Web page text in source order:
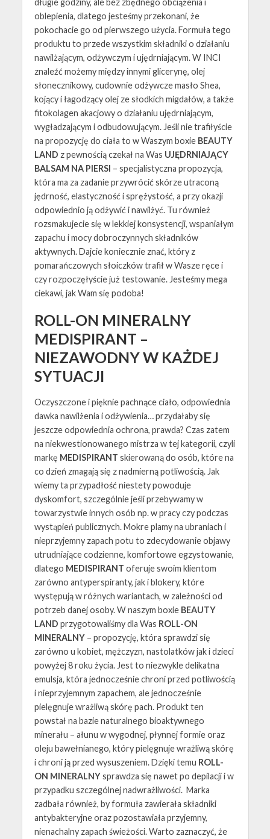
długie godziny, ale bez zbędnego obciążenia i
oblepienia, dlatego jesteśmy przekonani, że
pokochacie go od pierwszego użycia. Formuła tego
produktu to przede wszystkim składniki o działaniu
nawilżającym, odżywczym i ujędrniającym. W INCI
znaleźć możemy między innymi glicerynę, olej
słonecznikowy, cudownie odżywcze masło Shea,
kojący i łagodzący olej ze słodkich migdałów, a także
fitokolagen akacjowy o działaniu ujędrniającym,
wygładzającym i odbudowującym. Jeśli nie trafiłyście
na propozycję do ciała to w Waszym boxie BEAUTY
LAND z pewnością czekał na Was UJĘDRNIAJĄCY
BALSAM NA PIERSI – specjalistyczna propozycja,
która ma za zadanie przywrócić skórze utraconą
jędrność, elastyczność i sprężystość, a przy okazji
odpowiednio ją odżywić i nawilżyć. Tu również
rozsmakujecie się w lekkiej konsystencji, wspaniałym
zapachu i mocy dobroczynnych składników
aktywnych. Dajcie koniecznie znać, który z
pomarańczowych słoiczków trafił w Wasze ręce i
czy rozpoczęłyście już testowanie. Jesteśmy mega
ciekawi, jak Wam się podoba!
ROLL-ON MINERALNY
MEDISPIRANT –
NIEZAWODNY W KAŻDEJ
SYTUACJI
Oczyszczone i pięknie pachnące ciało, odpowiednia
dawka nawilżenia i odżywienia… przydałaby się
jeszcze odpowiednia ochrona, prawda? Czas zatem
na niekwestionowanego mistrza w tej kategorii, czyli
markę MEDISPIRANT skierowaną do osób, które na
co dzień zmagają się z nadmierną potliwością. Jak
wiemy ta przypadłość niestety powoduje
dyskomfort, szczególnie jeśli przebywamy w
towarzystwie innych osób np. w pracy czy podczas
wystąpień publicznych. Mokre plamy na ubraniach i
nieprzyjemny zapach potu to zdecydowanie objawy
utrudniające codzienne, komfortowe egzystowanie,
dlatego MEDISPIRANT oferuje swoim klientom
zarówno antyperspiranty, jak i blokery, które
występują w różnych wariantach, w zależności od
potrzeb danej osoby. W naszym boxie BEAUTY
LAND przygotowaliśmy dla Was ROLL-ON
MINERALNY– propozycję, która sprawdzi się
zarówno u kobiet, mężczyzn, nastolatków jak i dzieci
powyżej 8 roku życia. Jest to niezwykle delikatna
emulsja, która jednocześnie chroni przed potliwością
i nieprzyjemnym zapachem, ale jednocześnie
pielęgnuje wrażliwą skórę pach. Produkt ten
powstał na bazie naturalnego bioaktywnego
minerału – ałunu w wygodnej, płynnej formie oraz
oleju bawełnianego, który pielęgnuje wrażliwą skórę
i chroni ją przed wysuszeniem. Dzięki temu ROLL-
ON MINERALNYsprawdza się nawet po depilacji i w
przypadku szczególnej nadwrażliwości. Marka
zadbała również, by formuła zawierała składniki
antybakteryjne oraz pozostawiała przyjemny,
nienachalny zapach świeżości. Warto zaznaczyć, że